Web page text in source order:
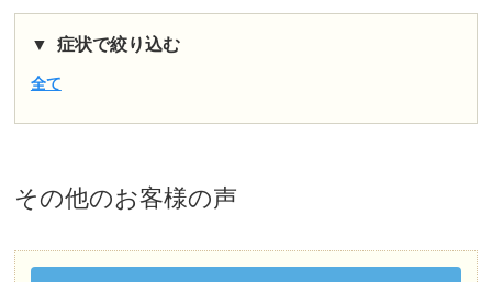
症状で絞り込む
全て
その他のお客様の声